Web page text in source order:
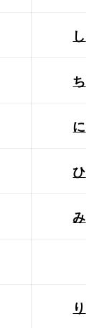
し
ち
に
ひ
み
り